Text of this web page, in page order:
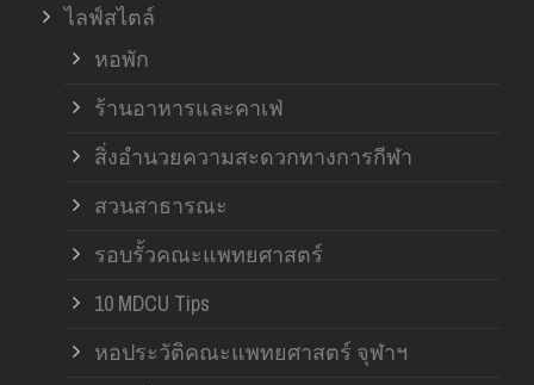
ไลฟ์สไตล์
หอพัก
ร้านอาหารและคาเฟ่
สิ่งอำนวยความสะดวกทางการกีฬา
สวนสาธารณะ
รอบรั้วคณะแพทยศาสตร์
10 MDCU Tips
หอประวัติคณะแพทยศาสตร์ จุฬาฯ